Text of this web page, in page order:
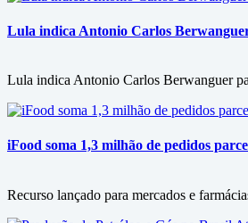
Lula indica Antonio Carlos
Lula indica Antonio Carlos Berwanguer
iFood soma 1,3 milhão de pedidos
Recurso lançado para mercados e